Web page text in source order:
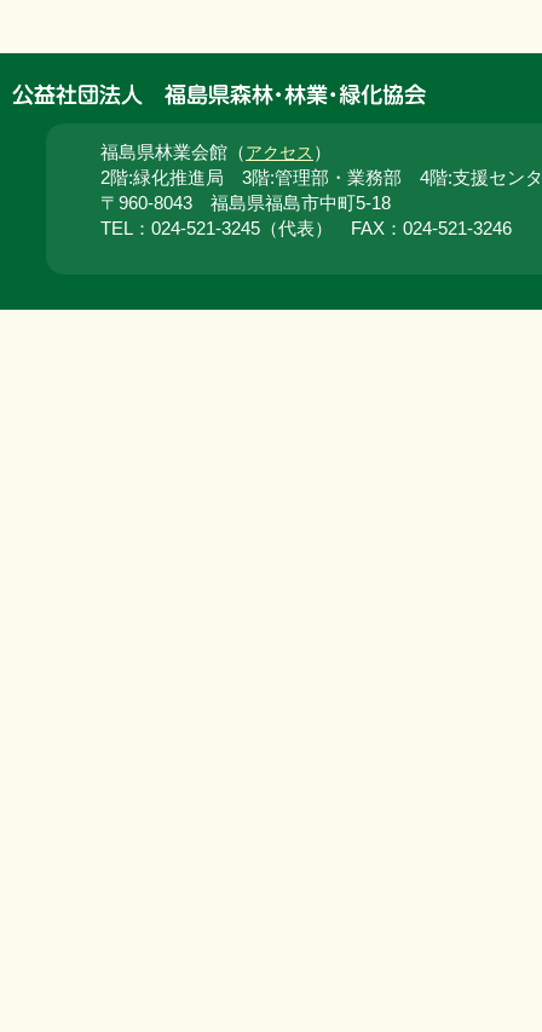
福島県林業会館（ アクセス ）
2階:緑化推進局 3階:管理部・業務部 4階:支援セン
〒960-8043 福島県福島市中町5-18
TEL：024‐521‐3245（代表） FAX：024‐521‐3246